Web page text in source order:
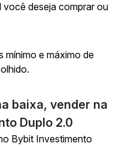
você deseja comprar ou
mínimo e máximo de
baixa, vender na
Duplo 2.0
Bybit Investimento